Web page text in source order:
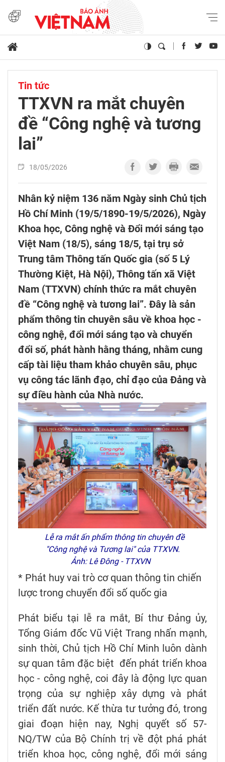
Tin tức
TTXVN ra mắt chuyên
đề “Công nghệ và tương
lai”
18/05/2026
Nhân kỷ niệm 136 năm Ngày sinh Chủ tịch
Hồ Chí Minh (19/5/1890-19/5/2026), Ngày
Khoa học, Công nghệ và Đổi mới sáng tạo
Việt Nam (18/5), sáng 18/5, tại trụ sở
Trung tâm Thông tấn Quốc gia (số 5 Lý
Thường Kiệt, Hà Nội), Thông tấn xã Việt
Nam (TTXVN) chính thức ra mắt chuyên
đề “Công nghệ và tương lai”. Đây là sản
phẩm thông tin chuyên sâu về khoa học -
công nghệ, đổi mới sáng tạo và chuyển
đổi số, phát hành hằng tháng, nhằm cung
cấp tài liệu tham khảo chuyên sâu, phục
vụ công tác lãnh đạo, chỉ đạo của Đảng và
sự điều hành của Nhà nước.
Lễ ra mắt ấn phẩm thông tin chuyên đề
"Công nghệ và Tương lai" của TTXVN.
Ảnh: Lê Đông - TTXVN
* Phát huy vai trò cơ quan thông tin chiến
lược trong chuyển đổi số quốc gia
Phát biểu tại lễ ra mắt, Bí thư Đảng ủy,
Tổng Giám đốc Vũ Việt Trang nhấn mạnh,
sinh thời, Chủ tịch Hồ Chí Minh luôn dành
sự quan tâm đặc biệt đến phát triển khoa
học - công nghệ, coi đây là động lực quan
trọng của sự nghiệp xây dựng và phát
triển đất nước. Kế thừa tư tưởng đó, trong
giai đoạn hiện nay, Nghị quyết số 57-
NQ/TW của Bộ Chính trị về đột phá phát
triển khoa học, công nghệ, đổi mới sáng